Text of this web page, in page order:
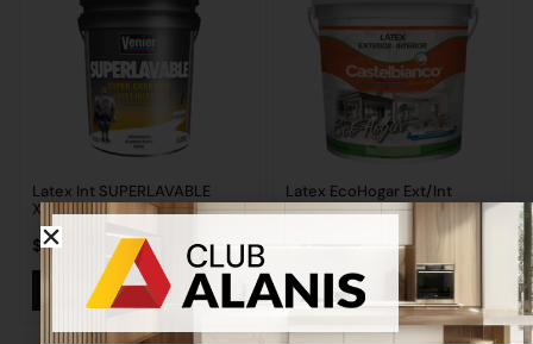
Latex Int SUPERLAVABLE
X25KG
$202.840,52
Añadir al carrito
Latex EcoHogar Ext/Int
91.400,07
Seleccionar opciones